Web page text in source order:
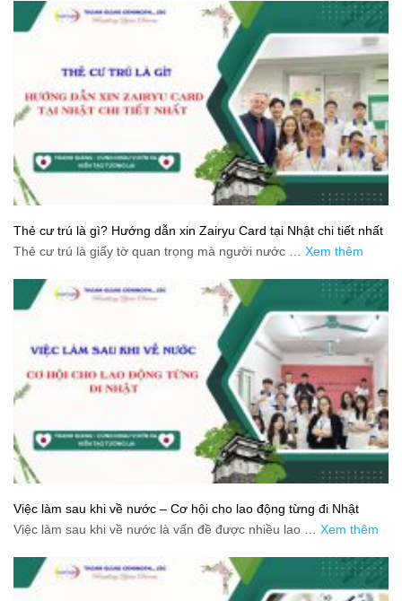
Thẻ cư trú là gì? Hướng dẫn xin Zairyu Card tại Nhật chi tiết nhất
Thẻ cư trú là giấy tờ quan trọng mà người nước … Xem thêm
Việc làm sau khi về nước – Cơ hội cho lao động từng đi Nhật
Việc làm sau khi về nước là vấn đề được nhiều lao … Xem thêm